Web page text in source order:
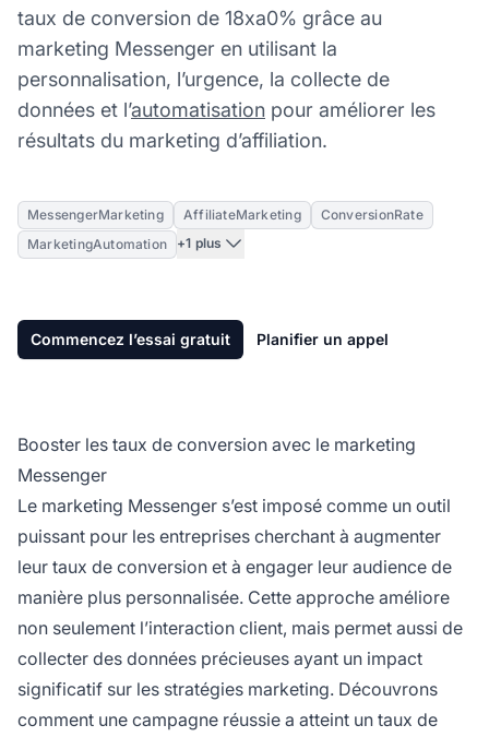
taux de conversion de 18xa0% grâce au
marketing Messenger en utilisant la
personnalisation, l’urgence, la collecte de
données et l’automatisation pour améliorer les
résultats du marketing d’affiliation.
MessengerMarketing AffiliateMarketing
ConversionRate
MarketingAutomation
+1 plus
Commencez l’essai gratuit Planifier un appel
Booster les taux de conversion avec le marketing
Messenger
Le marketing Messenger s’est imposé comme un outil
puissant pour les entreprises cherchant à augmenter
leur taux de conversion et à engager leur audience de
manière plus personnalisée. Cette approche améliore
non seulement l’interaction client, mais permet aussi de
collecter des données précieuses ayant un impact
significatif sur les stratégies marketing. Découvrons
comment une campagne réussie a atteint un taux de